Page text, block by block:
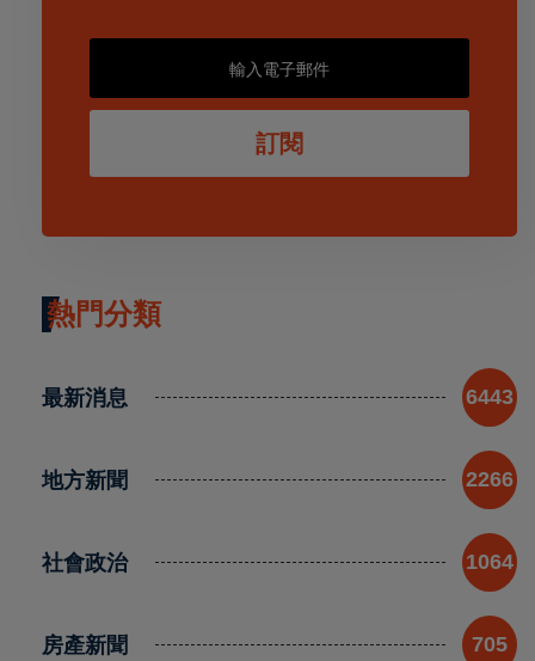
訂閱
熱門分類
最新消息 6443
地方新聞 2266
社會政治 1064
房產新聞 705